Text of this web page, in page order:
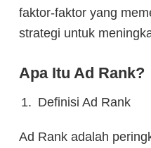
faktor-faktor yang
strategi untuk
Apa Itu Ad Rank?
Definisi Ad Rank
Ad Rank adalah